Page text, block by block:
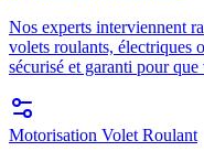
Nos experts interviennent
volets roulants, électriques
sécurisé et garanti pour
Motorisation Volet Roulant